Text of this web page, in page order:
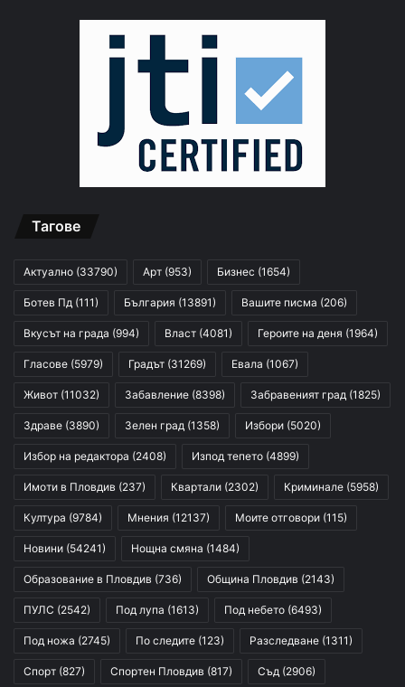
Тагове
Актуално (33790) Арт (953) Бизнес (1654)
Ботев Пд (111) България (13891) Вашите писма (206)
Вкусът на града (994) Власт (4081) Героите на деня (1964)
Гласове (5979) Градът (31269) Евала (1067)
Живот (11032) Забавление (8398) Забравеният град (1825)
Здраве (3890) Зелен град (1358) Избори (5020)
Избор на редактора (2408) Изпод тепето (4899)
Имоти в Пловдив (237) Квартали (2302) Криминале (5958)
Култура (9784) Мнения (12137) Моите отговори (115)
Новини (54241) Нощна смяна (1484)
Образование в Пловдив (736) Община Пловдив (2143)
ПУЛС (2542) Под лупа (1613) Под небето (6493)
Под ножа (2745) По следите (123) Разследване (1311)
Спорт (827) Спортен Пловдив (817) Съд (2906)